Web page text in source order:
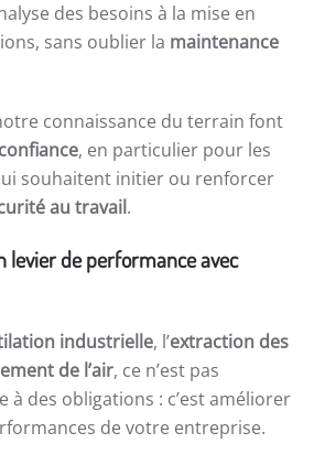
des besoins à la mise en
sans oublier la maintenance
connaissance du terrain font
, en particulier pour les
souhaitent initier ou renforcer
au travail.
levier de performance avec
industrielle, l’extraction des
de l’air, ce n’est pas
à des obligations : c’est améliorer
de votre entreprise.